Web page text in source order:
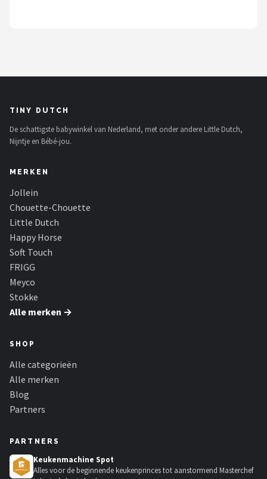
TINY DUTCH
De schattigste babywinkel van Nederland, met onder andere Little Dutch,
Nijntje en Bébé-jou.
MERKEN
Jollein
Chouette-Chouette
Little Dutch
Happy Horse
Soft Touch
FRIGG
Meyco
Stokke
Alle merken →
SHOP
Alle categorieën
Alle merken
Blog
Partners
PARTNERS
Keukenmachine Spot
Alles voor de beginnende keukenprinces tot aanstormend Masterchef